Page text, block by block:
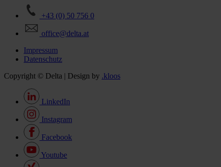
+43 (0) 50 756 0
office@delta.at
Impressum
Datenschutz
Copyright © Delta | Design by .kloos
LinkedIn
Instagram
Facebook
Youtube